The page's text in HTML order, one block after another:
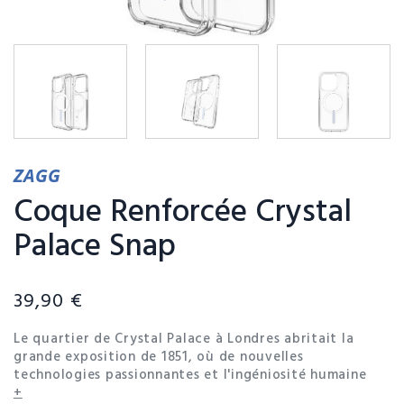
ZAGG
Coque Renforcée Crystal
Palace Snap
39,90 €
Le quartier de Crystal Palace à Londres abritait la
grande exposition de 1851, où de nouvelles
technologies passionnantes et l'ingéniosité humaine
étaient exposées. Inspirés par cela, nos coques
+